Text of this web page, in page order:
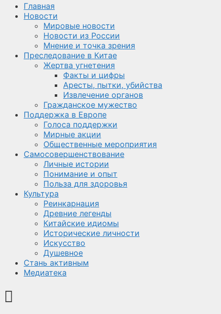
Главная
Новости
Мировые новости
Новости из России
Мнение и точка зрения
Преследование в Китае
Жертва угнетения
Факты и цифры
Аресты, пытки, убийства
Извлечение органов
Гражданское мужество
Поддержка в Европе
Голоса поддержки
Мирные акции
Общественные мероприятия
Самосовершенствование
Личные истории
Понимание и опыт
Польза для здоровья
Культура
Реинкарнация
Древние легенды
Китайские идиомы
Исторические личности
Искусство
Душевное
Стань активным
Медиатека